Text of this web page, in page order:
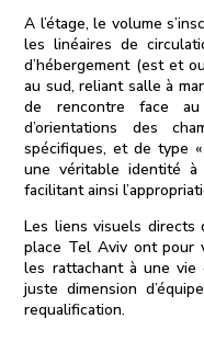
A l’étage, le volume
les linéaires de
d’hébergement (est et
au sud, reliant salle à
de rencontre face
d’orientations des
spécifiques, et de type
une véritable identité à
facilitant ainsi
Les liens visuels
place Tel Aviv ont pour
les rattachant à une vie
juste dimension
requalification.